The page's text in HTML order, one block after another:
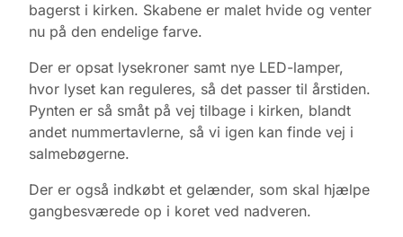
bagerst i kirken. Skabene er malet hvide og venter
nu på den endelige farve.
Der er opsat lysekroner samt nye LED-lamper,
hvor lyset kan reguleres, så det passer til årstiden.
Pynten er så småt på vej tilbage i kirken, blandt
andet nummertavlerne, så vi igen kan finde vej i
salmebøgerne.
Der er også indkøbt et gelænder, som skal hjælpe
gangbesværede op i koret ved nadveren.